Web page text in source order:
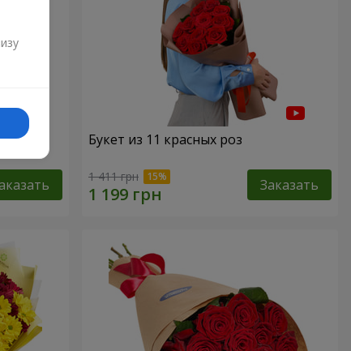
Букет из 11 красных роз
1 411 грн Заказать